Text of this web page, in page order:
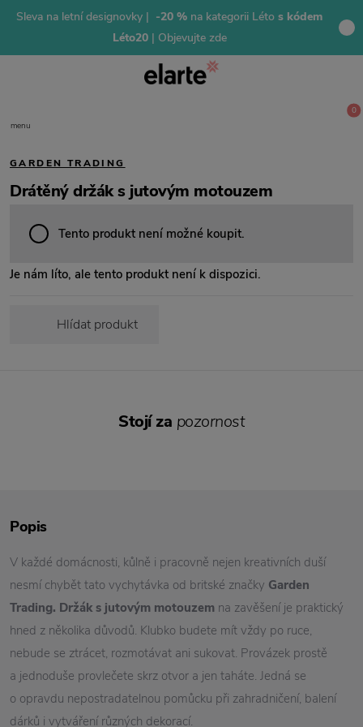
Sleva na letní designovky | -20 % na kategorii Léto s kódem
Léto20 | Objevujte zde
menu
0
GARDEN TRADING
Drátěný držák s jutovým motouzem
Tento produkt není možné koupit.
Je nám líto, ale tento produkt není k dispozici.
Hlídat produkt
Popis
V každé domácnosti, kůlně i pracovně nejen kreativních duší
nesmí chybět tato vychytávka od britské značky Garden
Trading. Držák s jutovým motouzem na zavěšení je praktický
hned z několika důvodů. Klubko budete mít vždy po ruce,
nebude se ztrácet, rozmotávat ani sukovat. Provázek prostě
a jednoduše provlečete skrz otvor a jen taháte. Jedná se
o opravdu nepostradatelnou pomůcku při zahradničení, balení
dárků i vytváření různých dekorací.
Stojí za pozornost